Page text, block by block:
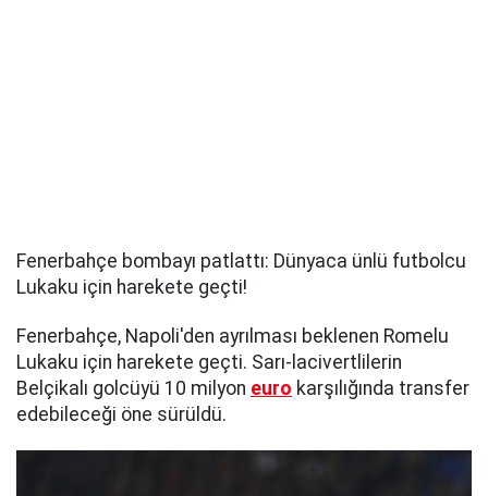
Fenerbahçe bombayı patlattı: Dünyaca ünlü futbolcu
Lukaku için harekete geçti!
Fenerbahçe, Napoli'den ayrılması beklenen Romelu
Lukaku için harekete geçti. Sarı-lacivertlilerin
Belçikalı golcüyü 10 milyon euro karşılığında transfer
edebileceği öne sürüldü.